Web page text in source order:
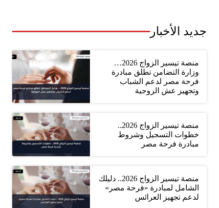
جديد الأخبار
منصة تيسير الزواج 2026…
وزارة التضامن تطلق مبادرة
فرحة مصر لدعم الشباب
وتجهيز عش الزوجية
منصة تيسير الزواج 2026..
خطوات التسجيل وشروط
مبادرة فرحة مصر
منصة تيسير الزواج 2026.. دليلك
الشامل لمبادرة «فرحة مصر»
لدعم تجهيز العرائس